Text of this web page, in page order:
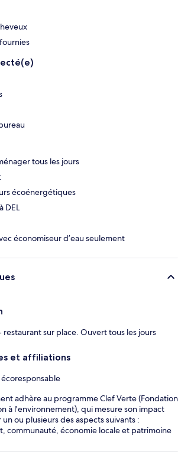
tous les jours
écoénergétiques
DEL
économiseur d’eau seulement
- restaurant sur place. Ouvert tous les jours
et affiliations
adhère au programme Clef Verte (Fondation
à l'environnement), qui mesure son impact
ou plusieurs des aspects suivants :
communauté, économie locale et patrimoine